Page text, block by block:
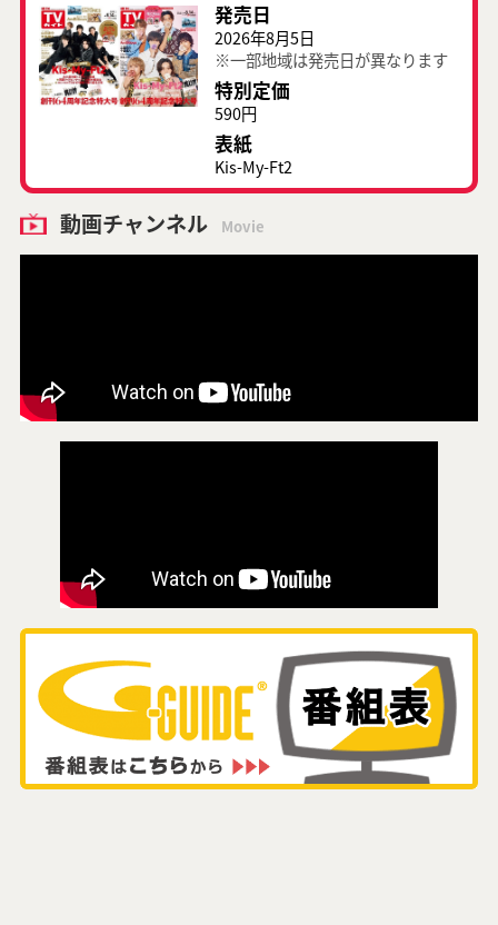
発売日
2026年8月5日
※一部地域は発売日が異なります
特別定価
590円
表紙
Kis-My-Ft2
動画チャンネル Movie